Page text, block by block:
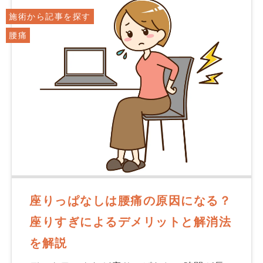
座りっぱなしは腰痛の原因になる？
座りすぎによるデメリットと解消法
を解説
施術から記事を探す
腰痛